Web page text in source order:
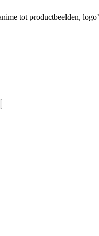
tot productbeelden,